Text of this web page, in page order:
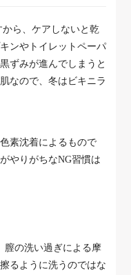
ら、ケアしないと乾
ンやトイレットペーパ
ずみが進んでしまうと
なので、冬はビキニラ
素沈着によるもので
やりがちなNG習慣は
膣の洗い過ぎによる摩
るように洗うのではな